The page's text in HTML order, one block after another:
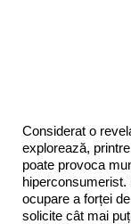
Considerat o
explorează,
poate provoca
hiperconsumerist.
ocupare a forței
solicite cât mai